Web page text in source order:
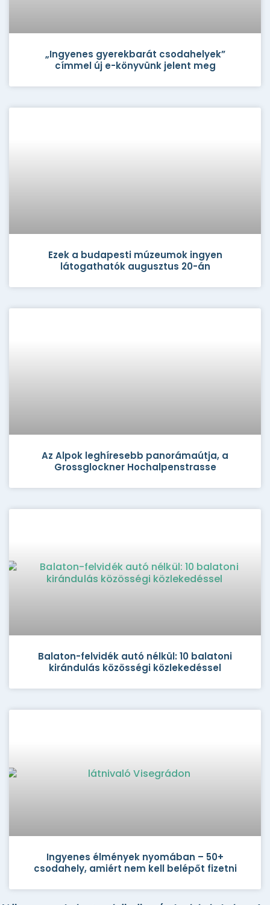
„Ingyenes gyerekbarát csodahelyek”
címmel új e-könyvünk jelent meg
Ezek a budapesti múzeumok ingyen
látogathatók augusztus 20-án
Az Alpok leghíresebb panorámaútja, a
Grossglockner Hochalpenstrasse
Balaton-felvidék autó nélkül: 10 balatoni
kirándulás közösségi közlekedéssel
Ingyenes élmények nyomában – 50+
csodahely, amiért nem kell belépőt fizetni